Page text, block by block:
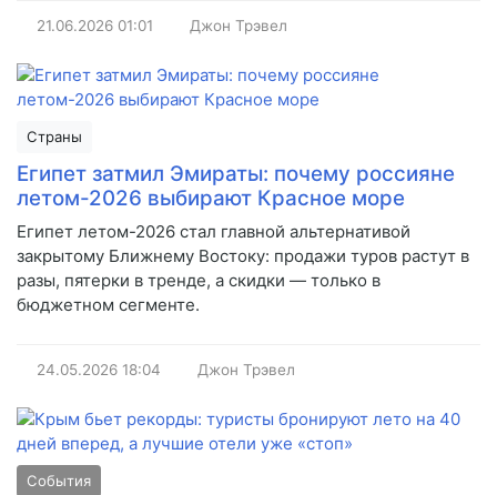
21.06.2026 01:01 Джон Трэвел
Страны
Египет затмил Эмираты: почему россияне
летом-2026 выбирают Красное море
Египет летом-2026 стал главной альтернативой
закрытому Ближнему Востоку: продажи туров растут в
разы, пятерки в тренде, а скидки — только в
бюджетном сегменте.
24.05.2026 18:04 Джон Трэвел
События